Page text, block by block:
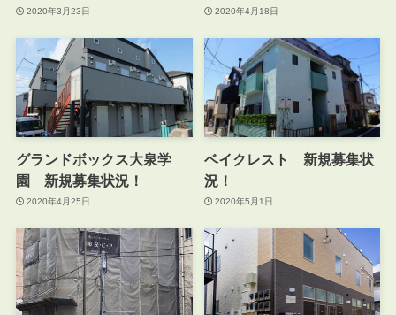
2020年3月23日 2020年4月18日
グランドボックス大泉学
園 新規募集状況！
2020年4月25日
ベイクレスト 新規募集状
況！
2020年5月1日